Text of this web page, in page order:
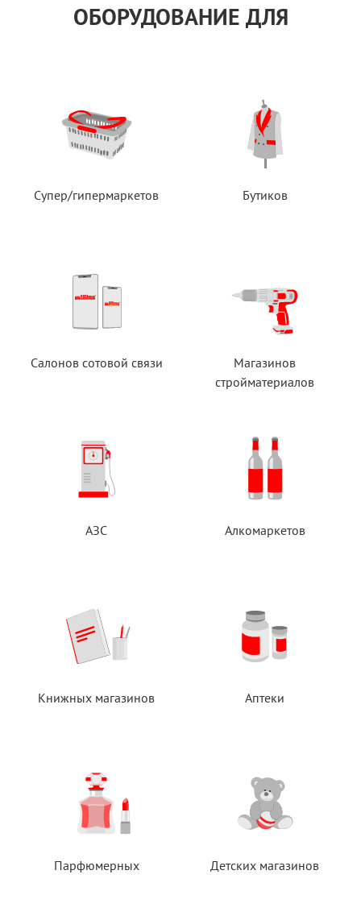
ОБОРУДОВАНИЕ ДЛЯ
Супер/гипермаркетов Бутиков
Салонов сотовой связи
Магазинов
стройматериалов
АЗС Алкомаркетов
Книжных магазинов Аптеки
Парфюмерных Детских магазинов